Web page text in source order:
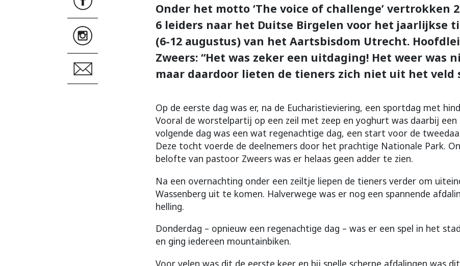
Onder het motto ‘The voice of challenge’ vertrokken
6 leiders naar het Duitse Birgelen voor het jaarlijkse
(6-12 augustus) van het Aartsbisdom Utrecht.
Zweers: “Het was zeker een uitdaging! Het weer was
maar daardoor lieten de tieners zich niet uit het veld
Op de eerste dag was er, na de Eucharistieviering, een sportdag met
Vooral de worstelpartij op een zeil met zeep en yoghurt was daarbij een
volgende dag was een wat regenachtige dag, een start voor de
Deze tocht voerde de deelnemers door het prachtige Nationale Park.
belofte van pastoor Zweers was er helaas geen adder te zien.
Na een overnachting onder een zeiltje liepen de tieners verder om
Wassenberg uit te komen. Halverwege was er nog een spannende
helling.
Donderdag – opnieuw een regenachtige dag – was er een spel in het
en ging iedereen mountainbiken.
Voor velen was dit de eerste keer en bij snelle scherpe afdalingen was